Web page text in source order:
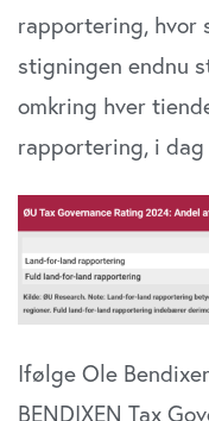
rapportering, hvor
stigningen endnu
omkring hver
rapportering, i
Ifølge Ole
BENDIXEN Tax